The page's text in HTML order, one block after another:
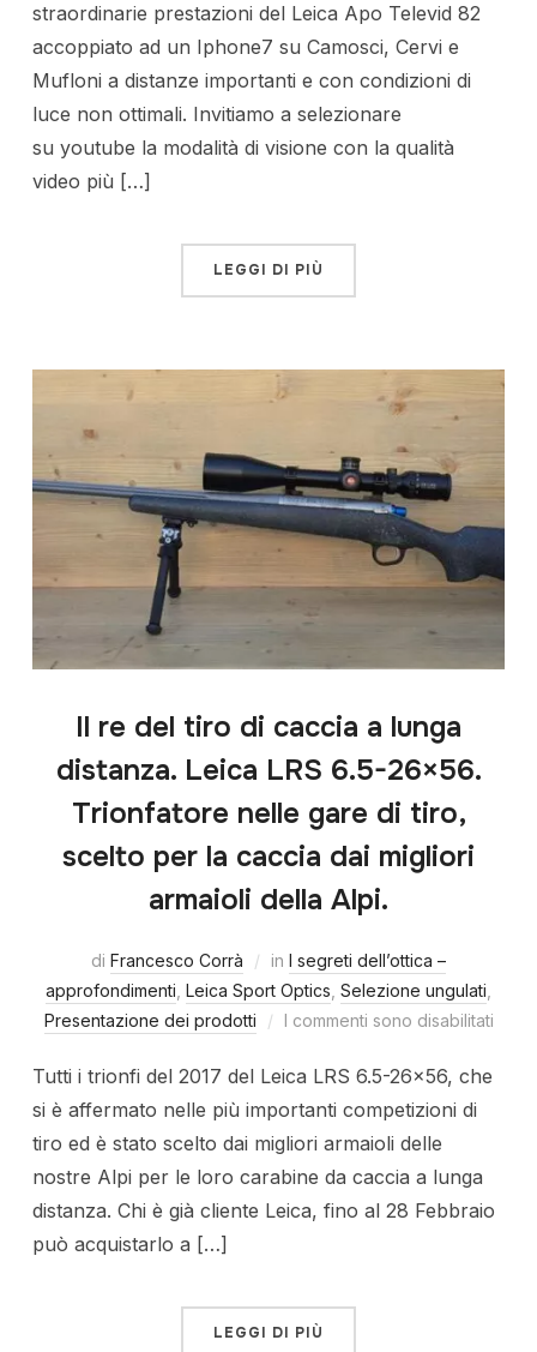
straordinarie prestazioni del Leica Apo Televid 82
accoppiato ad un Iphone7 su Camosci, Cervi e
Mufloni a distanze importanti e con condizioni di
luce non ottimali. Invitiamo a selezionare
su youtube la modalità di visione con la qualità
video più […]
LEGGI DI PIÙ
Il re del tiro di caccia a lunga
distanza. Leica LRS 6.5-26×56.
Trionfatore nelle gare di tiro,
scelto per la caccia dai migliori
armaioli della Alpi.
di Francesco Corrà in I segreti dell’ottica –
approfondimenti Leica Sport Optics Selezione ungulati
Presentazione dei prodotti
I commenti sono disabilitati
Tutti i trionfi del 2017 del Leica LRS 6.5-26×56, che
si è affermato nelle più importanti competizioni di
tiro ed è stato scelto dai migliori armaioli delle
nostre Alpi per le loro carabine da caccia a lunga
distanza. Chi è già cliente Leica, fino al 28 Febbraio
può acquistarlo a […]
LEGGI DI PIÙ